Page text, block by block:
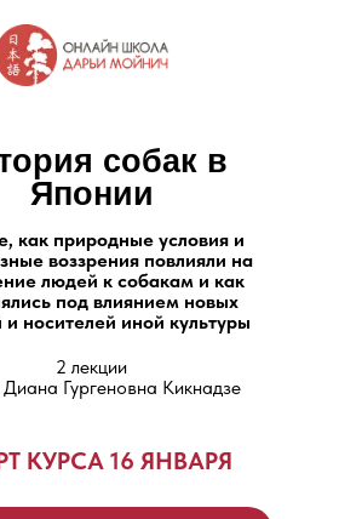
собак в
Японии
как природные условия и
воззрения повлияли на
людей к собакам и как
под влиянием новых
и носителей иной культуры
КУРСА 16 ЯНВАРЯ
2 лекции
Гургеновна Кикнадзе